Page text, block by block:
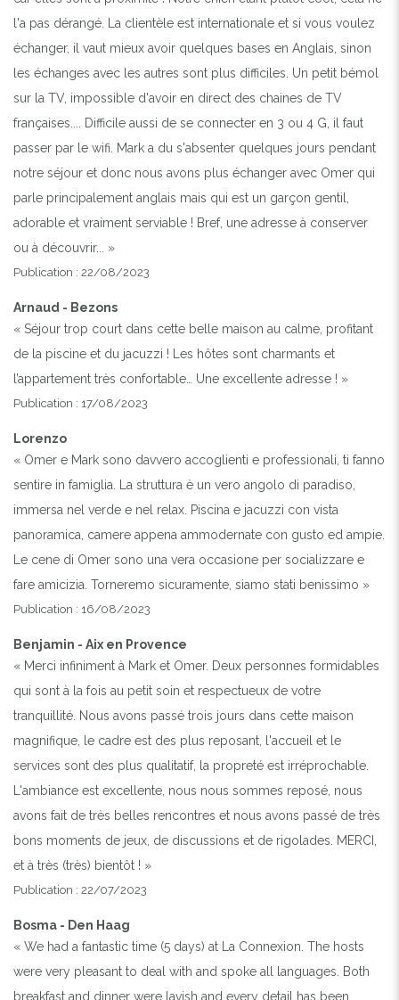
l'a pas dérangé. La clientèle est internationale et si vous voulez
échanger, il vaut mieux avoir quelques bases en Anglais, sinon
les échanges avec les autres sont plus difficiles. Un petit bémol
sur la TV, impossible d'avoir en direct des chaines de TV
françaises.... Difficile aussi de se connecter en 3 ou 4 G, il faut
passer par le wifi. Mark a du s'absenter quelques jours pendant
notre séjour et donc nous avons plus échanger avec Omer qui
parle principalement anglais mais qui est un garçon gentil,
adorable et vraiment serviable ! Bref, une adresse à conserver
ou à découvrir... »
Publication : 22/08/2023
Arnaud - Bezons
« Séjour trop court dans cette belle maison au calme, profitant
de la piscine et du jacuzzi ! Les hôtes sont charmants et
l’appartement très confortable… Une excellente adresse ! »
Publication : 17/08/2023
Lorenzo
« Omer e Mark sono davvero accoglienti e professionali, ti fanno
sentire in famiglia. La struttura è un vero angolo di paradiso,
immersa nel verde e nel relax. Piscina e jacuzzi con vista
panoramica, camere appena ammodernate con gusto ed ampie.
Le cene di Omer sono una vera occasione per socializzare e
fare amicizia. Torneremo sicuramente, siamo stati benissimo »
Publication : 16/08/2023
Benjamin - Aix en Provence
« Merci infiniment à Mark et Omer. Deux personnes formidables
qui sont à la fois au petit soin et respectueux de votre
tranquillité. Nous avons passé trois jours dans cette maison
magnifique, le cadre est des plus reposant, l'accueil et le
services sont des plus qualitatif, la propreté est irréprochable.
L'ambiance est excellente, nous nous sommes reposé, nous
avons fait de très belles rencontres et nous avons passé de très
bons moments de jeux, de discussions et de rigolades. MERCI,
et à très (très) bientôt ! »
Publication : 22/07/2023
Bosma - Den Haag
« We had a fantastic time (5 days) at La Connexion. The hosts
were very pleasant to deal with and spoke all languages. Both
breakfast and dinner were lavish and every detail has been